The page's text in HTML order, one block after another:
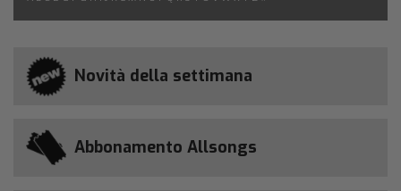
Novità della settimana
Abbonamento Allsongs